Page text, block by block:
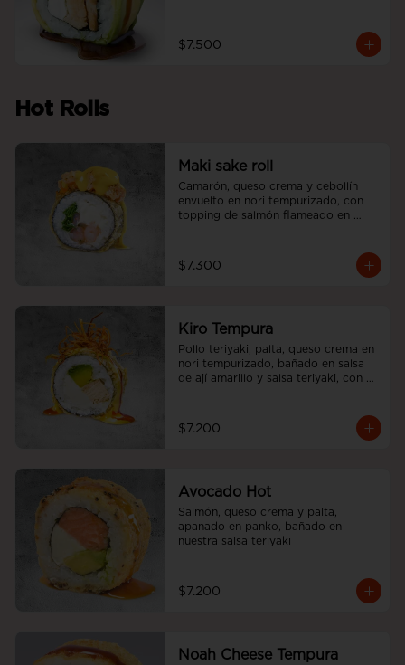
$7.500
Hot Rolls
Maki sake roll
Camarón, queso crema y cebollín
envuelto en nori tempurizado, con
topping de salmón flameado en
$7.300
Kiro Tempura
Pollo teriyaki, palta, queso crema en
nori tempurizado, bañado en salsa
de ají amarillo y salsa teriyaki, con
$7.200
Avocado Hot
Salmón, queso crema y palta,
apanado en panko, bañado en
nuestra salsa teriyaki
$7.200
Noah Cheese Tempura